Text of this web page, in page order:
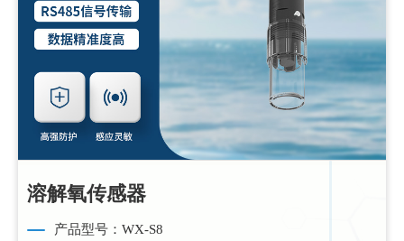
溶解氧传感器
产品型号：WX-S8